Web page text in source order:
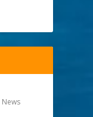
News